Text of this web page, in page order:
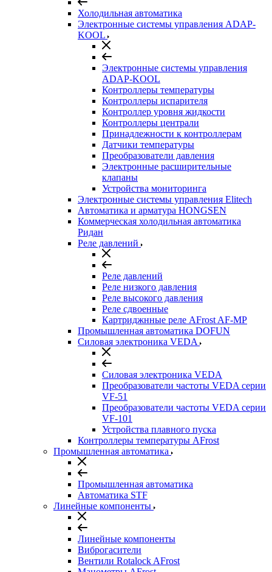
Холодильная автоматика
Электронные системы управления ADAP-
KOOL
Электронные системы управления
ADAP-KOOL
Контроллеры температуры
Контроллеры испарителя
Контроллер уровня жидкости
Контроллеры централи
Принадлежности к контроллерам
Датчики температуры
Преобразователи давления
Электронные расширительные
клапаны
Устройства мониторинга
Электронные системы управления Elitech
Автоматика и арматура HONGSEN
Коммерческая холодильная автоматика
Ридан
Реле давлений
Реле давлений
Реле низкого давления
Реле высокого давления
Реле сдвоенные
Картриджнные реле AFrost AF-MP
Промышленная автоматика DOFUN
Силовая электроника VEDA
Силовая электроника VEDA
Преобразователи частоты VEDA серии
VF-51
Преобразователи частоты VEDA серии
VF-101
Устройства плавного пуска
Контроллеры температуры AFrost
Промышленная автоматика
Промышленная автоматика
Автоматика STF
Линейные компоненты
Линейные компоненты
Виброгасители
Вентили Rotalock AFrost